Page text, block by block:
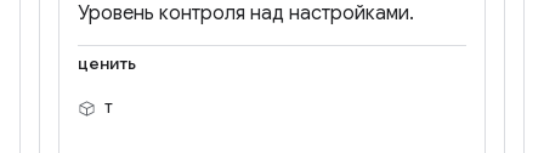
Уровень контроля над настройками.
ценить
Т